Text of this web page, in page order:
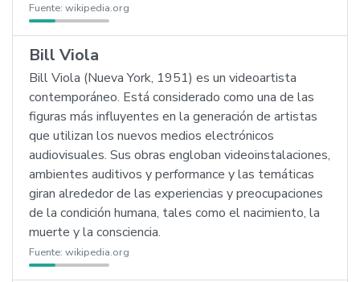
Fuente: wikipedia.org
Bill Viola
Bill Viola (Nueva York, 1951) es un videoartista
contemporáneo. Está considerado como una de las
figuras más influyentes en la generación de artistas
que utilizan los nuevos medios electrónicos
audiovisuales. Sus obras engloban videoinstalaciones,
ambientes auditivos y performance y las temáticas
giran alrededor de las experiencias y preocupaciones
de la condición humana, tales como el nacimiento, la
muerte y la consciencia.
Fuente: wikipedia.org